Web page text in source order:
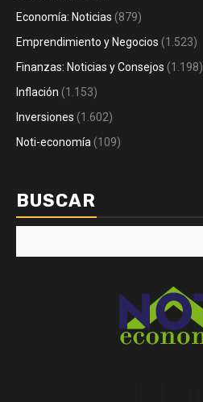
Economía: Noticias (879)
Emprendimiento y Negocios (1.523)
Finanzas: Noticias y Consejos (1.198)
Inflación (1.153)
Inversiones (1.602)
Noti-economía (109)
BUSCAR